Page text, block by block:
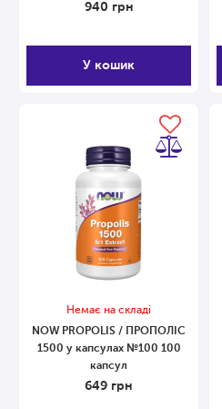
940 грн
У кошик
Немає на складі
NOW PROPOLIS / ПРОПОЛІС
1500 у капсулах №100 100
капсул
649 грн